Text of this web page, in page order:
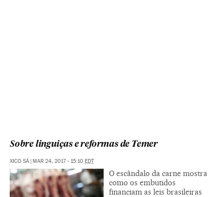
Sobre linguiças e reformas de Temer
XICO SÁ | MAR 24, 2017 - 15:10 EDT
O escândalo da carne mostra
como os embutidos
financiam as leis brasileiras